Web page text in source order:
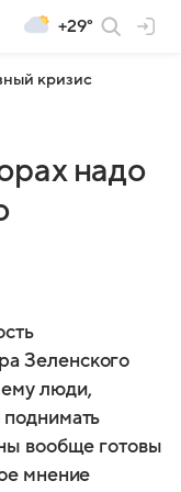
+29°
кризис
надо
Зеленского
ему люди,
поднимать
вообще готовы
мнение